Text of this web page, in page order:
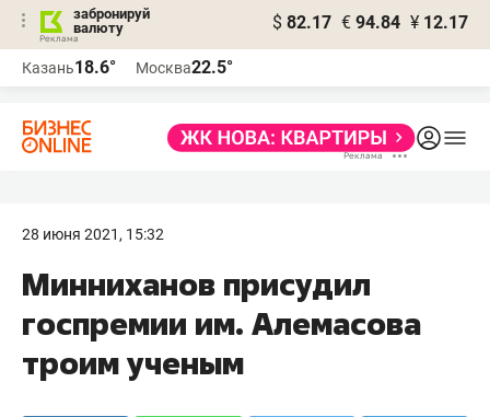
забронируй
валюту
$ 82.17 € 94.84 ¥ 12.17
Казань18.6° Москва22.5°
28 июня 2021, 15:32
Минниханов присудил
госпремии им. Алемасова
троим ученым